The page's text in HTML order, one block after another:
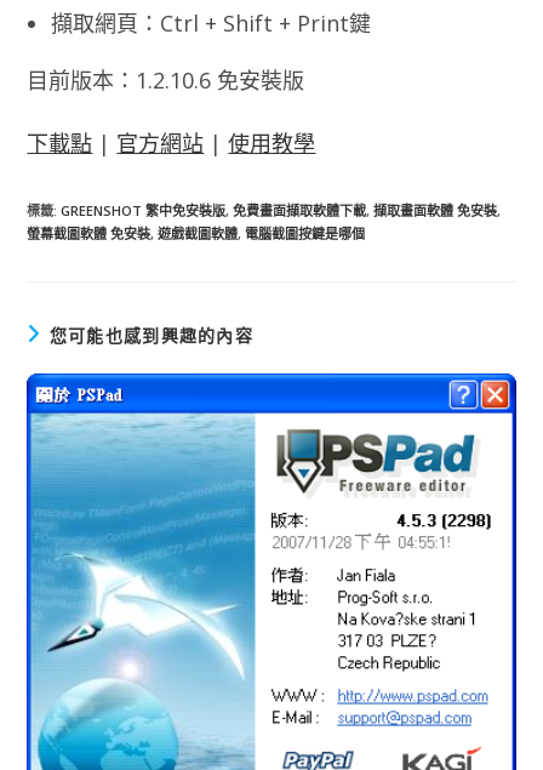
擷取網頁：Ctrl + Shift + Print鍵
目前版本：1.2.10.6 免安裝版
下載點 | 官方網站 |使用教學
標籤:GREENSHOT 繁中免安裝版, 免費畫面擷取軟體下載, 擷取畫面軟體 免安裝,
螢幕截圖軟體 免安裝, 遊戲截圖軟體, 電腦截圖按鍵是哪個
您可能也感到興趣的內容